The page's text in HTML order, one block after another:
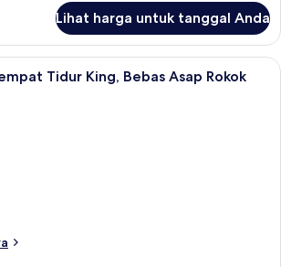
Lihat harga untuk tanggal Anda
Suite Keluarga, 1 Tempat Tidur
Tidur King, Bebas Asap Rokok